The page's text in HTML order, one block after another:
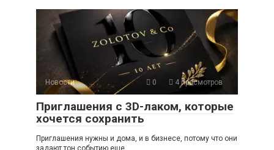
Новости 0 4 просмотров
Приглашения с 3D-лаком, которые
хочется сохранить
Приглашения нужны и дома, и в бизнесе, потому что они
задают тон событию еще